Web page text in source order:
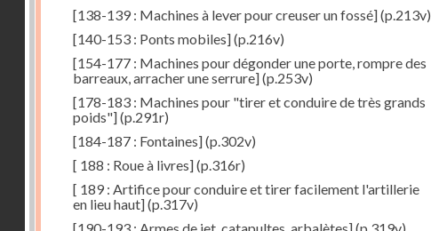
[138-139 : Machines à lever pour creuser un fossé](p.213v)
[140-153 : Ponts mobiles](p.216v)
[154-177 : Machines pour dégonder une porte, rompre des
barreaux, arracher une serrure](p.253v)
[178-183 : Machines pour "tirer et conduire de très grands
poids"](p.291r)
[184-187 : Fontaines](p.302v)
[ 188 : Roue à livres](p.316r)
[ 189 : Artifice pour conduire et tirer facilement l'artillerie
en lieu haut](p.317v)